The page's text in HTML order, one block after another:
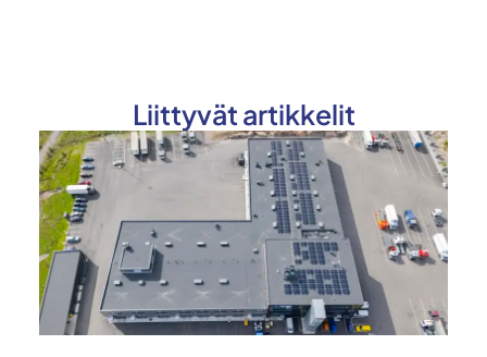
Liittyvät artikkelit